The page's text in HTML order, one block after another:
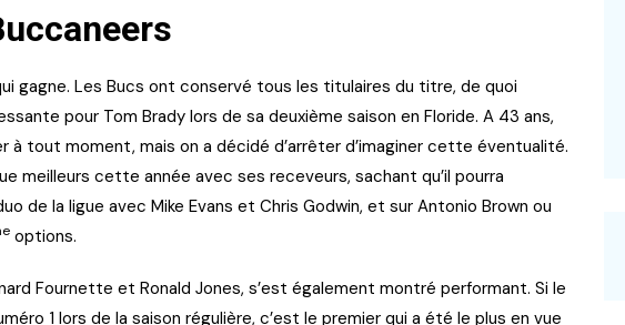
gagne. Les Bucs ont conservé tous les titulaires du titre, de quoi
pour Tom Brady lors de sa deuxième saison en Floride. A 43 ans,
à tout moment, mais on a décidé d’arrêter d’imaginer cette éventualité.
meilleurs cette année avec ses receveurs, sachant qu’il pourra
de la ligue avec Mike Evans et Chris Godwin, et sur Antonio Brown ou
options.
Fournette et Ronald Jones, s’est également montré performant. Si le
1 lors de la saison régulière, c’est le premier qui a été le plus en vue